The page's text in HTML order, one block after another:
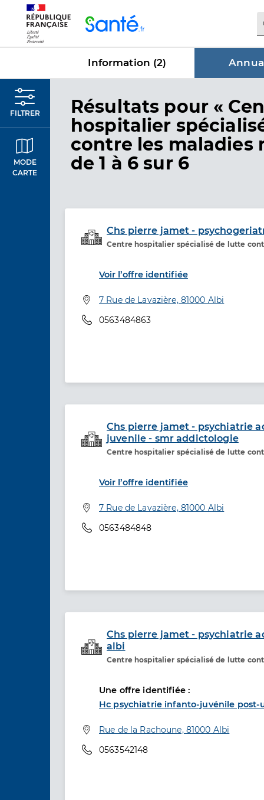
Information (2)
FILTRER
MODE
CARTE
Résultats dans
pour «
hospitalier
contre les maladies
de 1 à 6 sur 6
Chs pierre jamet -
Centre hospitalier spécialisé de lutte
Etablissement de soins
Voir l’offre identifiée
Adresse
7 Rue de Lavazière, 81000 Albi
Téléphone
0563484863
Chs pierre jamet - psychiatrie
juvenile - smr addictologie
Centre hospitalier spécialisé de lutte
Etablissement de soins
Voir l’offre identifiée
Adresse
7 Rue de Lavazière, 81000 Albi
Téléphone
0563484848
Chs pierre jamet - psychiatrie
albi
Centre hospitalier spécialisé de lutte
Etablissement de soins
Une offre identifiée :
Hc psychiatrie infanto-juvénile post-
Adresse
Rue de la Rachoune, 81000 Albi
Téléphone
0563542148
Panneau de gestion des cookies